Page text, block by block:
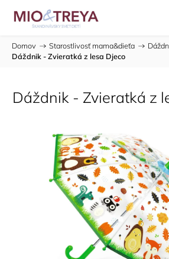
Domov / Starostlivosť mama&dieťa /
Dáždnik - Zvieratká z lesa Djeco
Dáždnik - Zvieratká z